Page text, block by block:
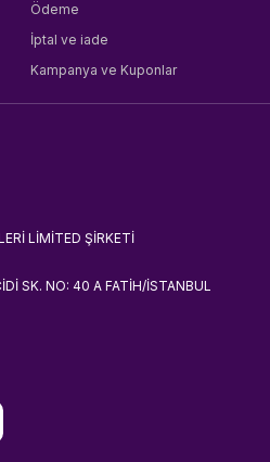
Ödeme
İptal ve iade
Kampanya ve Kuponlar
LİMİTED ŞİRKETİ
SK. NO: 40 A FATİH/İSTANBUL